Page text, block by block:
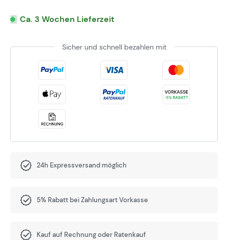
Ca. 3 Wochen Lieferzeit
Sicher und schnell bezahlen mit
24h Expressversand möglich
5% Rabatt bei Zahlungsart Vorkasse
Kauf auf Rechnung oder Ratenkauf